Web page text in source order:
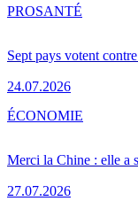
Sept pays votent
24.07.2026
PROSANTÉ
Merci la Chine : elle a
27.07.2026
ÉCONOMIE